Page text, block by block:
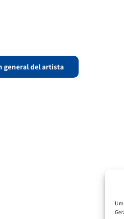
general del artista